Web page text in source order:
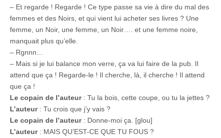
– Et regarde ! Regarde ! Ce type passe sa vie à dire du mal des
femmes et des Noirs, et qui vient lui acheter ses livres ? Une
femme, un Noir, une femme, un Noir…. et une femme noire,
manquait plus qu’elle.
– Rgnnn…
– Mais si je lui balance mon verre, ça va lui faire de la pub. Il
attend que ça ! Regarde-le ! Il cherche, là, il cherche ! Il attend
que ça !
Le copain de l’auteur: Tu la bois, cette coupe, ou tu la jettes ?
L’auteur: Tu crois que j’y vais ?
Le copain de l’auteur: Donne-moi ça. [glou]
L’auteur: MAIS QU’EST-CE QUE TU FOUS ?